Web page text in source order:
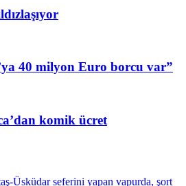
40 milyon Euro borcu var”
komik ücret